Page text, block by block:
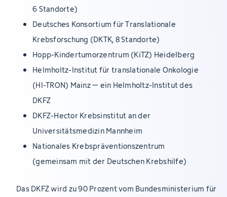
6 Standorte)
Deutsches Konsortium für Translationale
Krebsforschung (DKTK, 8 Standorte)
Hopp-Kindertumorzentrum (KiTZ) Heidelberg
Helmholtz-Institut für translationale Onkologie
(HI-TRON) Mainz – ein Helmholtz-Institut des
DKFZ
DKFZ-Hector Krebsinstitut an der
Universitätsmedizin Mannheim
Nationales Krebspräventionszentrum
(gemeinsam mit der Deutschen Krebshilfe)
Das DKFZ wird zu 90 Prozent vom Bundesministerium für